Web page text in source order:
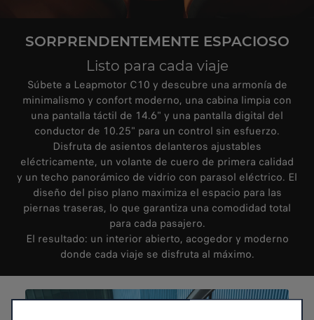
SORPRENDENTEMENTE ESPACIOSO
Listo para cada viaje
Súbete a Leapmotor C10 y descubre una armonía de
minimalismo y confort moderno, una cabina limpia con
una pantalla táctil de 14.6" y una pantalla digital del
conductor de 10.25" para un control sin esfuerzo.
Disfruta de asientos delanteros ajustables
eléctricamente, un volante de cuero de primera calidad
y un techo panorámico de vidrio con parasol eléctrico. El
diseño del piso plano maximiza el espacio para las
piernas traseras, lo que garantiza una comodidad total
para cada pasajero.
El resultado: un interior abierto, acogedor y moderno
donde cada viaje se disfruta al máximo.